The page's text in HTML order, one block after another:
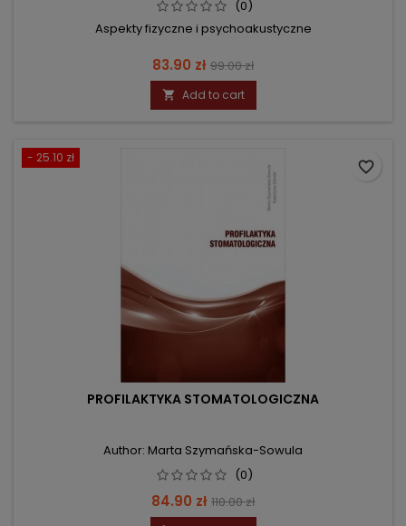
(0)
Aspekty fizyczne i psychoakustyczne
Price
83.90 zł Regular
price
99.00 zł
 Add to cart
- 25.10 zł
PROFILAKTYKA STOMATOLOGICZNA
Author: Marta Szymańska-Sowula
(0)
Price
84.90 zł Regular
110.00 zł
favorite_border